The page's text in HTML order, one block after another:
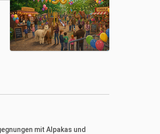
mit Alpakas und